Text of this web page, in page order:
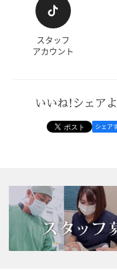
スタッフ
アカウント
いいね!シェア
シェア